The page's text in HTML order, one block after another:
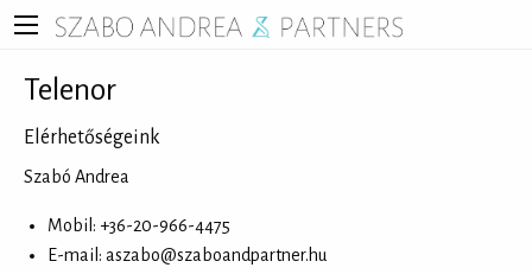
Telenor
Elérhetőségeink
Szabó Andrea
Mobil: +36-20-966-4475
E-mail: aszabo@szaboandpartner.hu